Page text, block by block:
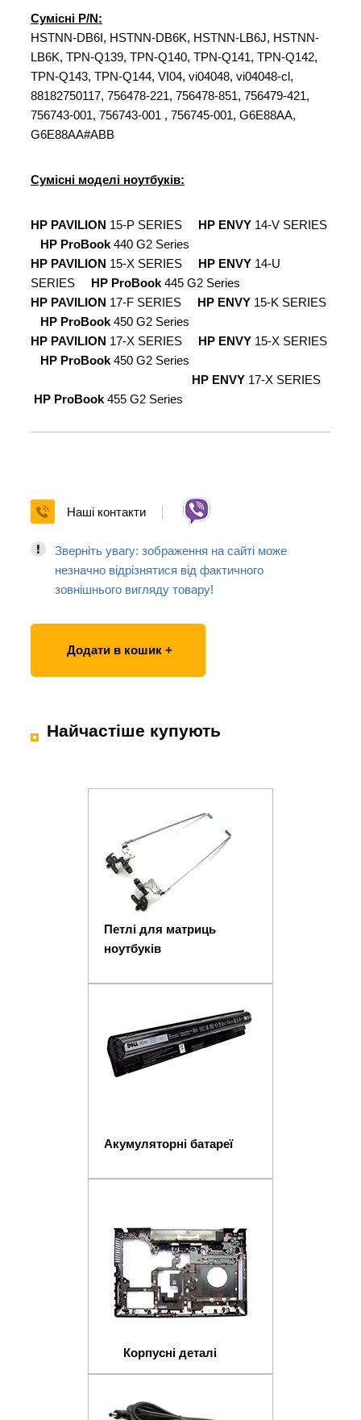
Сумісні P/N:
HSTNN-DB6I, HSTNN-DB6K, HSTNN-LB6J, HSTNN-
LB6K, TPN-Q139, TPN-Q140, TPN-Q141, TPN-Q142,
TPN-Q143, TPN-Q144, VI04, vi04048, vi04048-cl,
88182750117, 756478-221, 756478-851, 756479-421,
756743-001, 756743-001 , 756745-001, G6E88AA,
G6E88AA#ABB
Сумісні моделі ноутбуків:
HP PAVILION 15-P SERIES HP ENVY 14-V SERIES
HP ProBook 440 G2 Series
HP PAVILION 15-X SERIES HP ENVY 14-U
SERIES
HP ProBook 445 G2 Series
HP PAVILION 17-F SERIES HP ENVY 15-K SERIES
HP ProBook 450 G2 Series
HP PAVILION 17-X SERIES HP ENVY 15-X SERIES
HP ProBook 450 G2 Series
HP ENVY 17-X SERIES
HP ProBook 455 G2 Series
Наші контакти
Зверніть увагу: зображення на сайті може
незначно відрізнятися від фактичного
зовнішнього вигляду товару!
Додати в кошик +
Найчастіше купують
Петлі для матриць
ноутбуків
Акумуляторні батареї
Корпусні деталі